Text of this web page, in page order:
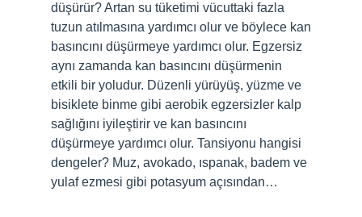
düşürür? Artan su tüketimi vücuttaki fazla
tuzun atılmasına yardımcı olur ve böylece kan
basıncını düşürmeye yardımcı olur. Egzersiz
aynı zamanda kan basıncını düşürmenin
etkili bir yoludur. Düzenli yürüyüş, yüzme ve
bisiklete binme gibi aerobik egzersizler kalp
sağlığını iyileştirir ve kan basıncını
düşürmeye yardımcı olur. Tansiyonu hangisi
dengeler? Muz, avokado, ıspanak, badem ve
yulaf ezmesi gibi potasyum açısından…